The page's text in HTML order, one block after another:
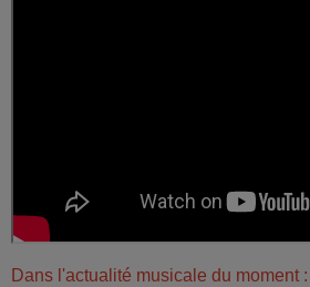
Dans l'actualité musicale du moment :